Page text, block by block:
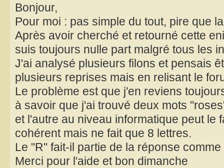
Bonjour,
Pour moi : pas simple du tout, pire que
Après avoir cherché et retourné cette
suis toujours nulle part malgré tous les
J'ai analysé plusieurs filons et pensais
plusieurs reprises mais en relisant le
Le problème est que j'en reviens
à savoir que j'ai trouvé deux mots
et l'autre au niveau informatique peut le
cohérent mais ne fait que 8 lettres.
Le "R" fait-il partie de la réponse
Merci pour l'aide et bon dimanche